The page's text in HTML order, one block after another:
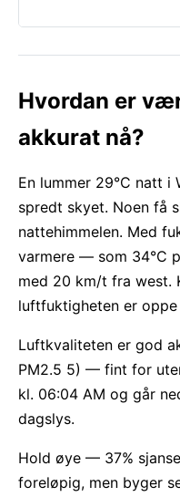
Hvordan er
akkurat nå?
En lummer 29°C natt i
spredt skyet. Noen få
nattehimmelen. Med
varmere — som 34°C
med 20 km/t fra west.
luftfuktigheten er oppe
Luftkvaliteten er god
PM2.5 5) — fint for
kl. 06:04 AM og går
dagslys.
Hold øye — 37%
foreløpig, men byger